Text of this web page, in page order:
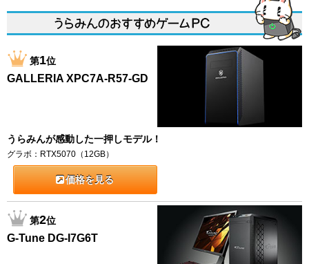
第1位
GALLERIA XPC7A-R57-GD
うらみんが感動した一押しモデル！
グラボ：RTX5070（12GB）
価格を見る
第2位
G-Tune DG-I7G6T